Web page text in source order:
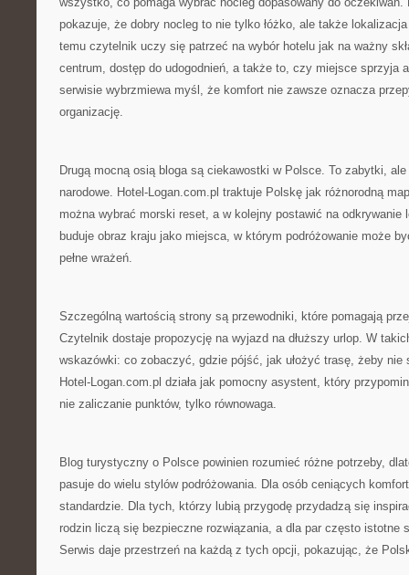
pokazuje, że dobry nocleg to nie tylko łóżko, ale także
temu czytelnik uczy się patrzeć na wybór hotelu jak na ważny
centrum, dostęp do udogodnień, a także to, czy miejsce sprzyja
serwisie wybrzmiewa myśl, że komfort nie zawsze oznacza
organizację.
Drugą mocną osią bloga są ciekawostki w Polsce. To zabytki,
narodowe. Hotel-Logan.com.pl traktuje Polskę jak różnorodną
można wybrać morski reset, a w kolejny postawić na odkrywanie
buduje obraz kraju jako miejsca, w którym podróżowanie może
pełne wrażeń.
Szczególną wartością strony są przewodniki, które pomagają
Czytelnik dostaje propozycję na wyjazd na dłuższy urlop. W
wskazówki: co zobaczyć, gdzie pójść, jak ułożyć trasę, żeby nie
Hotel-Logan.com.pl działa jak pomocny asystent, który
nie zaliczanie punktów, tylko równowaga.
Blog turystyczny o Polsce powinien rozumieć różne potrzeby,
pasuje do wielu stylów podróżowania. Dla osób ceniących
standardzie. Dla tych, którzy lubią przygodę przydadzą się
rodzin liczą się bezpieczne rozwiązania, a dla par często istotne
Serwis daje przestrzeń na każdą z tych opcji, pokazując, że